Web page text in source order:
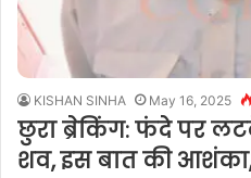
KISHAN SINHA May 16, 2025
छुरा ब्रेकिंग: फंदे पर
शव, इस बात की